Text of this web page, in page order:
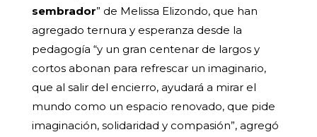
sembrador” de Melissa Elizondo, que han
agregado ternura y esperanza desde la
pedagogía “y un gran centenar de largos y
cortos abonan para refrescar un imaginario,
que al salir del encierro, ayudará a mirar el
mundo como un espacio renovado, que pide
imaginación, solidaridad y compasión”, agregó